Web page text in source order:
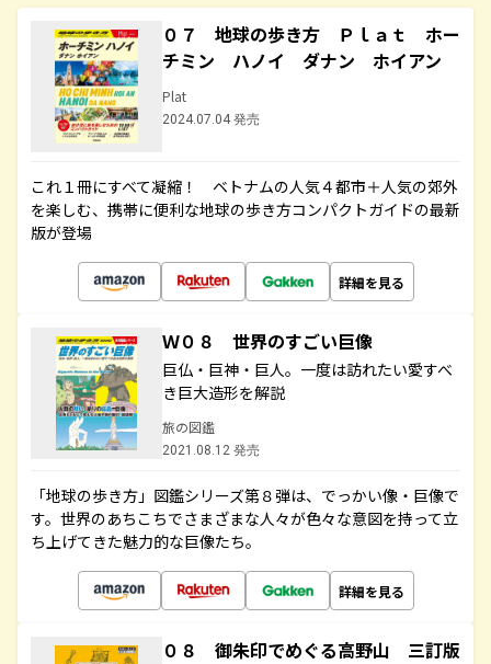
０７ 地球の歩き方 Ｐｌａｔ ホー
チミン ハノイ ダナン ホイアン
Plat
2024.07.04 発売
これ１冊にすべて凝縮！ ベトナムの人気４都市＋人気の郊外
を楽しむ、携帯に便利な地球の歩き方コンパクトガイドの最新
版が登場
詳細を見る
Ｗ０８ 世界のすごい巨像
巨仏・巨神・巨人。一度は訪れたい愛すべ
き巨大造形を解説
旅の図鑑
2021.08.12 発売
「地球の歩き方」図鑑シリーズ第８弾は、でっかい像・巨像で
す。世界のあちこちでさまざまな人々が色々な意図を持って立
ち上げてきた魅力的な巨像たち。
詳細を見る
０８ 御朱印でめぐる高野山 三訂版